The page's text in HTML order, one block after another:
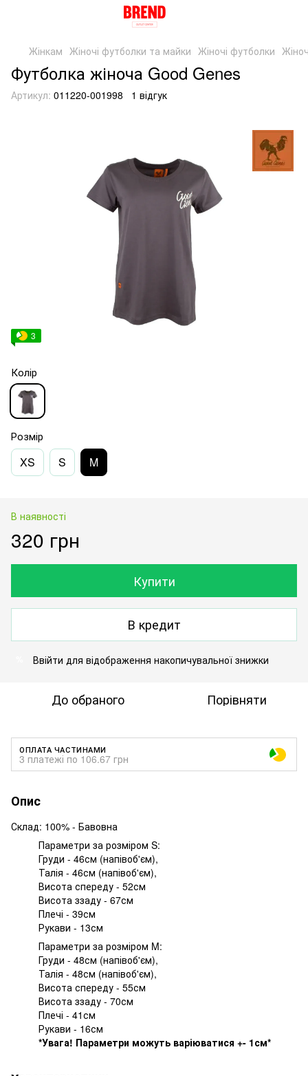
Жінкам Жіночі футболки та майки Жіночі футболки
Футболка жіноча Good Genes
Артикул: 011220-001998 1 відгук
3
Колір
Розмір
XS S M
В наявності
320 грн
Купити
В кредит
Ввійти для відображення накопичувальної знижки
До обраного Порівняти
ОПЛАТА ЧАСТИНАМИ
3 платежі по 106.67 грн
Опис
Склад: 100% - Бавовна
Параметри за розміром S:
Груди - 46см (напівоб'єм),
Талія - ​​46см (напівоб'єм),
Висота спереду - 52см
Висота ззаду - 67см
Плечі - 39см
Рукави - 13см
Параметри за розміром M:
Груди - 48см (напівоб'єм),
Талія - ​​48см (напівоб'єм),
Висота спереду - 55см
Висота ззаду - 70см
Плечі - 41см
Рукави - 16см
*Увага! Параметри можуть варіюватися +- 1см*